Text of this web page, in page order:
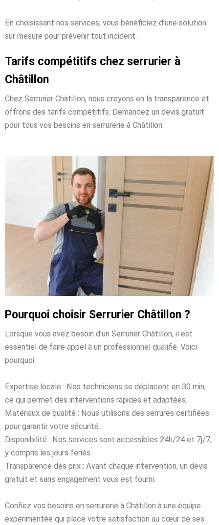
En choisissant nos services, vous bénéficiez d’une solution
sur mesure pour prévenir tout incident.
Tarifs compétitifs chez serrurier à
Châtillon
Chez Serrurier Châtillon, nous croyons en la transparence et
offrons des tarifs compétitifs. Demandez un devis gratuit
pour tous vos besoins en serrurerie à Châtillon.
Pourquoi choisir Serrurier Châtillon ?
Lorsque vous avez besoin d'un Serrurier Châtillon, il est
essentiel de faire appel à un professionnel qualifié. Voici
pourquoi :
Expertise locale : Nos techniciens se déplacent en 30 min,
ce qui permet des interventions rapides et adaptées.
Matériaux de qualité : Nous utilisons des serrures certifiées
pour garantir votre sécurité.
Disponibilité : Nos services sont accessibles 24h/24 et 7j/7,
y compris les jours fériés.
Transparence des prix : Avant chaque intervention, un devis
gratuit et sans engagement vous est fourni.
Confiez vos besoins en serrurerie à Châtillon à une équipe
expérimentée qui place votre satisfaction au cœur de ses